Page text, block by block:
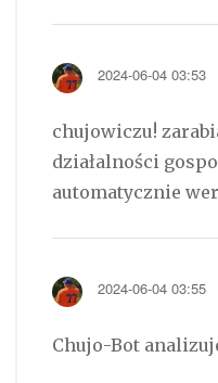
2024-06-04 03:53
chujowiczu!
działalności
automatycznie
2024-06-04 03:55
Chujo-Bot